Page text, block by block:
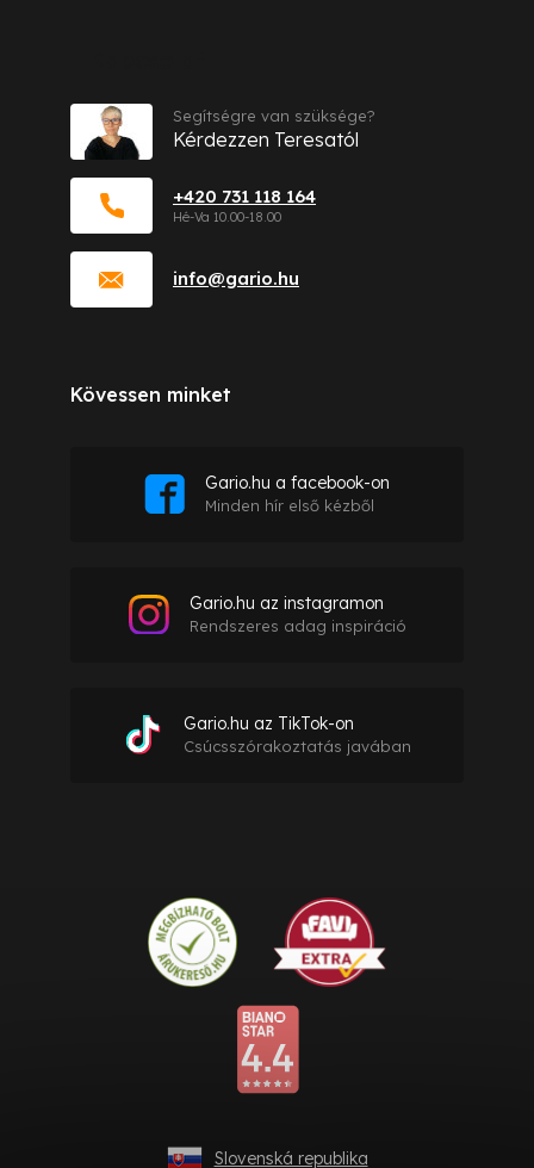
info@gario.hu
+420 731 118 164
Segítségre van szüksége?
Kérdezzen Teresatól
Kövessen minket
Gario.hu a facebook-on
Minden hír első kézből
Gario.hu az instagramon
Rendszeres adag inspiráció
Gario.hu az TikTok-on
Csúcsszórakoztatás javában
Slovenská republika